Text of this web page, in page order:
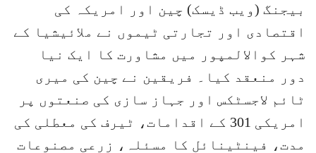
بیجنگ (ویب ڈیسک) چین اور امریکہ کی
اقتصادی اور تجارتی ٹیموں نے ملائیشیا کے
شہر کوالالمپور میں مشاورت کا ایک نیا
دور منعقد کیا۔ فریقین نے چین کی میری
ٹائم لاجسٹکس اور جہاز سازی کی صنعتوں پر
امریکی 301 کے اقدامات، ٹیرف کی معطلی کی
مدت، فینٹینائل کا مسئلہ، زرعی مصنوعات